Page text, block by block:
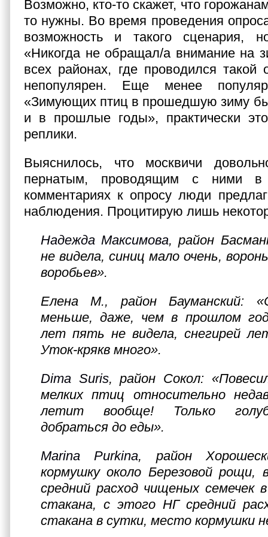
Возможно, кто-то скажет, что
то нужны. Во время проведения
возможность и такого сценария,
«Никогда не обращал/а внимание на
всех районах, где проводился такой
непопулярен. Еще менее
«Зимующих птиц в прошедшую зиму
и в прошлые годы», практически
реплики.
Выяснилось, что москвичи
пернатым, проводящим с ними
комментариях к опросу люди
наблюдения. Процитирую лишь
Надежда Максимова, район
не видела, синиц мало очень,
воробьев».
Елена М., район Бауманский:
меньше, даже, чем в прошлом
лет пять не видела, снегирей
Уток-крякв много».
Dima Suris, район Сокол:
мелких птиц относительно
летит вообще! Только
добраться до еды».
Marina Purkina, район
кормушку около Березовой рощи,
средний расход чищеных семечек
стакана, с этого НГ средний
стакана в сутки, место кормушки